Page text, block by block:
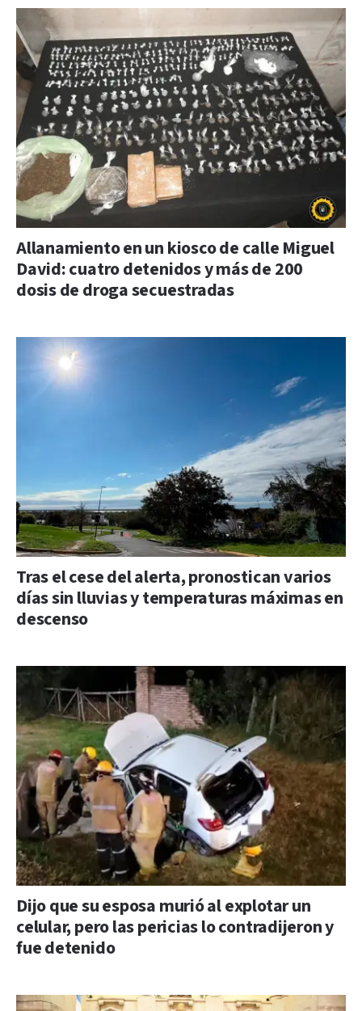
Allanamiento en un kiosco de calle Miguel
David: cuatro detenidos y más de 200
dosis de droga secuestradas
Tras el cese del alerta, pronostican varios
días sin lluvias y temperaturas máximas en
descenso
Dijo que su esposa murió al explotar un
celular, pero las pericias lo contradijeron y
fue detenido